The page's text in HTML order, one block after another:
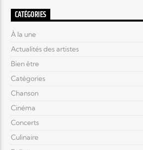
CATÉGORIES
À la une
Actualités des artistes
Bien être
Catégories
Chanson
Cinéma
Concerts
Culinaire